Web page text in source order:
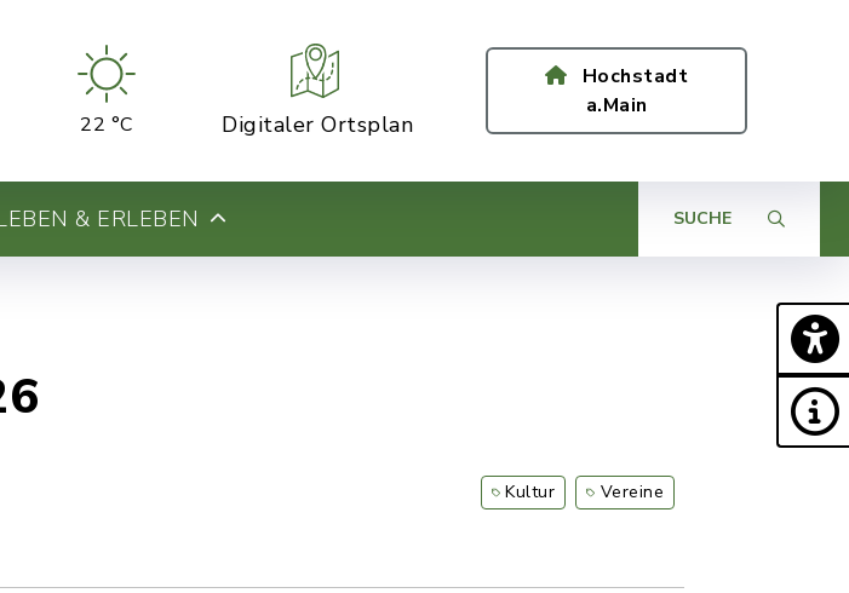
22 °C Digitaler Ortsplan
Hochstadt
a.Main
& ERLEBEN SUCHE
Kultur Vereine